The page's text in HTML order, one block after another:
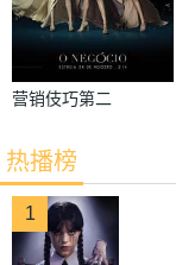
营销伎巧第二
热播榜
1